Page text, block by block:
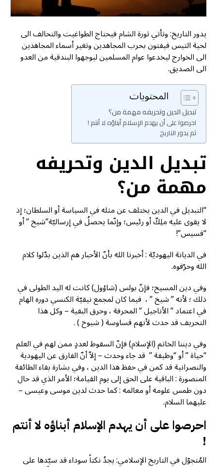
يدور التاريخ: وتأتي ثورة الشام فيحتاج الطواغيت والتحالف الى
لحية التيس فيفتون بحرب المجاهدين وتغير أسماء المجاهدين
الى الخوارج ليخدعوا عوام المسلمين ليوجهوا البندقية من العدو
الى الصديق.
المحتويات
تبديل الدين وتحريفه مهمة من؟
احرصوا على أن يهدم الإسلام أبناؤه لا أنتم !
ثم يدور التاريخ
تبديل الدين وتحريفه
مهمة من؟
“التبديل في الدين يختلف عن مثله في السياسة أو السلطان؛ إذ
لا يقوى عليه ملِكٌ أو رئيس؛ وإنّما يحصلُ في إرساليّة”شيخ ” أو
“قسيس”!
في الديانة اليهوديّة : أخبرنا الله بأنّ الأحبار هم الذين بدّلوا كلام
الله وحرّفوه.
وفي دين المسيح؛ فإنّ بولس (شاؤول) كانت له اليد الطولى في
ذلك ؛ لأنه ” شيخ ” ، فيما كان لمجمع نيقيّة الكنسي دوره الهام
في اعتماد ” الأناجيل ” المحرفة ، وحرق البقية – وكل هذا
التحريف قد حدث لأنهم قساوسة ( شيوخ ) .
وفي ديننا الخاتم (الإسلام) فإنّ السقوط لعددٍ ممن لهم في العلم
“حياة ” أو “وظيفة ” قد جاء وحدث – إلاّ أنّ الفارق عن اليهودية
والنصرانية قد كمن في حفظ هذا الدين ، وفي بشارة بقاء الطائفة
المنصورة : الباقية على الحق إلى يوم القيامة؛ الأمر الذي قد حال
دون طمس علومه أو معالمه : كما حدث لدين موسى وعيسى –
عليهما السلام.
احرصوا على أن يهدم الإسلام أبناؤه لا أنتم
!
المُتجوّل في التاريخ الإسلامي: يجدُ نكتاً سوداء قد سيّدها على